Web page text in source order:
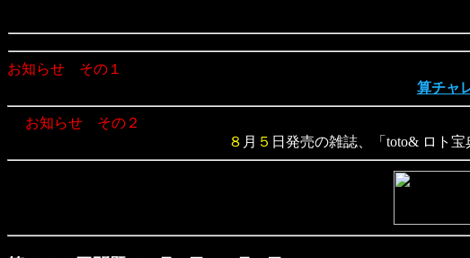
お知らせ その１
算チャ
お知らせ その２
８ 月 ５ 日発売の雑誌、「toto& ロト